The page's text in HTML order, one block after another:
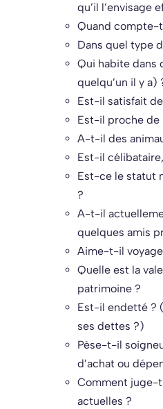
qu’il l’envisage
Quand compte-
Dans quel type
Qui habite dans
quelqu’un il y a)
Est-il satisfait
Est-il proche de
A-t-il des
Est-il
Est-ce le statut
?
A-t-il
quelques amis
Aime-t-il
Quelle est la
patrimoine ?
Est-il endetté ?
ses dettes ?)
Pèse-t-il
d’achat ou
Comment juge-
actuelles ?